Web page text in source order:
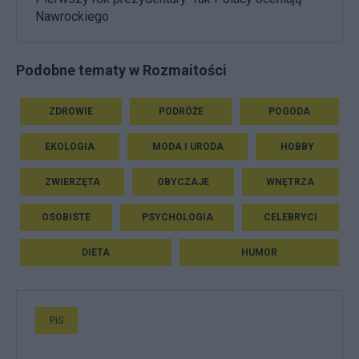
Nawrockiego
Podobne tematy w Rozmaitości
ZDROWIE PODRÓŻE POGODA
EKOLOGIA MODA I URODA HOBBY
ZWIERZĘTA OBYCZAJE WNĘTRZA
OSOBISTE PSYCHOLOGIA CELEBRYCI
DIETA HUMOR
PiS